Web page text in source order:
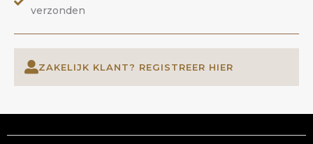
verzonden
ZAKELIJK KLANT? REGISTREER HIER